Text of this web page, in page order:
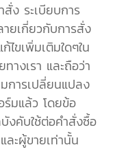
ง ระเบียบการ
ายเกี่ยวกับการสั่ง
ขเพิ่มเติมใดๆใน
างเรา และถือว่า
การเปลี่ยนแปลง
มแล้ว โดยข้อ
บังคับใช้ต่อคำสั่งซื้อ
ละผู้ขายเท่านั้น